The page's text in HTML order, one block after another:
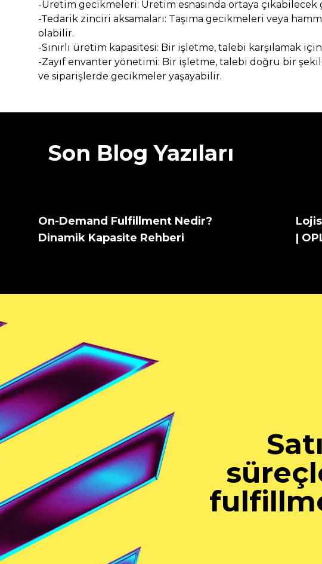
-Üretim gecikmeleri: Üretim esnasında ortaya
-Tedarik zinciri aksamaları: Taşıma gecikmeleri veya
olabilir.
-Sınırlı üretim kapasitesi: Bir işletme, talebi karşılamak
-Zayıf envanter yönetimi: Bir işletme, talebi doğru bir
ve siparişlerde gecikmeler yaşayabilir.
Son Blog Yazıları
On-Demand Fulfillment Nedir?
Dinamik Kapasite Rehberi
|